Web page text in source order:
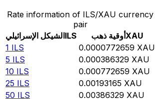
Rate information of ILS/XAU currency
pair
الشيكل الإسرائيليILS أوقية ذهبXAU
1 ILS 0.0000772659 XAU
5 ILS 0.000386329 XAU
10 ILS 0.000772659 XAU
25 ILS 0.00193165 XAU
50 ILS 0.00386329 XAU